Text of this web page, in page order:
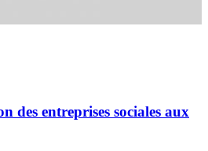
des entreprises sociales aux